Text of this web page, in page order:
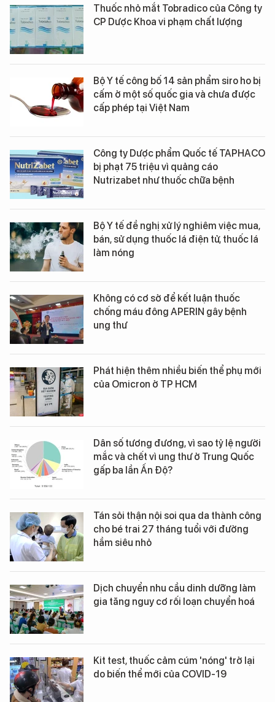
Thuốc nhỏ mắt Tobradico của Công ty
CP Dược Khoa vi phạm chất lượng
Bộ Y tế công bố 14 sản phẩm siro ho bị
cấm ở một số quốc gia và chưa được
cấp phép tại Việt Nam
Công ty Dược phẩm Quốc tế TAPHACO
bị phạt 75 triệu vì quảng cáo
Nutrizabet như thuốc chữa bệnh
Bộ Y tế đề nghị xử lý nghiêm việc mua,
bán, sử dụng thuốc lá điện tử, thuốc lá
làm nóng
Không có cơ sở để kết luận thuốc
chống máu đông APERIN gây bệnh
ung thư
Phát hiện thêm nhiều biến thể phụ mới
của Omicron ở TP HCM
Dân số tương đương, vì sao tỷ lệ người
mắc và chết vì ung thư ở Trung Quốc
gấp ba lần Ấn Độ?
Tán sỏi thận nội soi qua da thành công
cho bé trai 27 tháng tuổi với đường
hầm siêu nhỏ
Dịch chuyển nhu cầu dinh dưỡng làm
gia tăng nguy cơ rối loạn chuyển hoá
Kit test, thuốc cảm cúm 'nóng' trở lại
do biến thể mới của COVID-19